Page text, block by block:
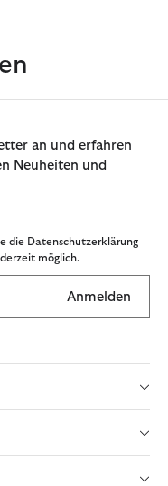
an und erfahren
Neuheiten und
die Datenschutzerklärung
möglich.
Anmelden